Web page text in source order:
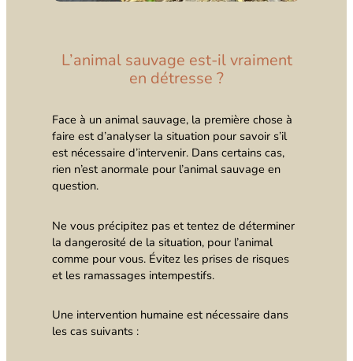
L’animal sauvage est-il vraiment
en détresse ?
Face à un animal sauvage, la première chose à
faire est d’analyser la situation pour savoir s’il
est nécessaire d’intervenir. Dans certains cas,
rien n’est anormale pour l’animal sauvage en
question.
Ne vous précipitez pas et tentez de déterminer
la dangerosité de la situation, pour l’animal
comme pour vous. Évitez les prises de risques
et les ramassages intempestifs.
Une intervention humaine est nécessaire dans
les cas suivants :